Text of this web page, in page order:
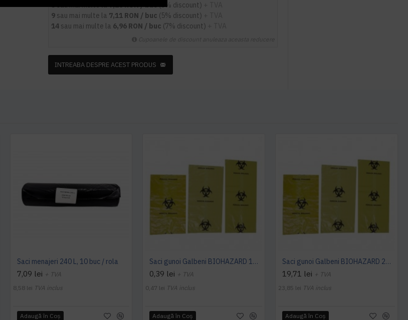
5sau mai multe la7,26 RON / buc(3% discount)
9 sau mai multe la 7,11 RON / buc (5% discount)
14 sau mai multe la 6,96 RON / buc (7% discount)
INTREABA DESPRE ACEST PRODUS
Saci menajeri 240 L, 10 buc / rola
7,09 lei + TVA
8,58 lei TVA inclus
Adaugă în Coş
Saci gunoi Galbeni BIOHAZARD 10 litri
0,39 lei + TVA
0,47 lei TVA inclus
Adaugă în Coş
Saci gunoi Galbeni BIOHAZARD 20 litri, 50 bucati
19,71 lei + TVA
23,85 lei TVA inclus
Adaugă în Coş